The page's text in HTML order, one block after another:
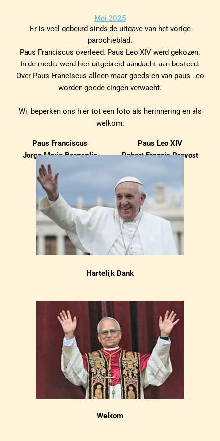
Mei 2025
Er is veel gebeurd sinds de uitgave van het vorige
parochieblad.
Paus Franciscus overleed. Paus Leo XIV werd gekozen.
In de media werd hier uitgebreid aandacht aan besteed.
Over Paus Franciscus alleen maar goeds en van paus Leo
worden goede dingen verwacht.
Wij beperken ons hier tot een foto als herinnering en als
welkom.
Paus Franciscus
Jorge Mario Bergoglio
Paus Leo XIV
Robert Francis Prevost
Hartelijk Dank
Welkom